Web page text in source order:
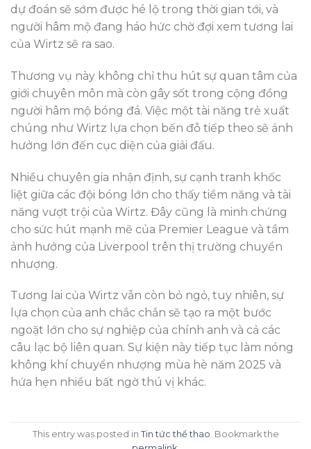
dự đoán sẽ sớm được hé lộ trong thời gian tới, và
người hâm mộ đang háo hức chờ đợi xem tương lai
của Wirtz sẽ ra sao.
Thương vụ này không chỉ thu hút sự quan tâm của
giới chuyên môn mà còn gây sốt trong cộng đồng
người hâm mộ bóng đá. Việc một tài năng trẻ xuất
chúng như Wirtz lựa chọn bến đỗ tiếp theo sẽ ảnh
hưởng lớn đến cục diện của giải đấu.
Nhiều chuyên gia nhận định, sự cạnh tranh khốc
liệt giữa các đội bóng lớn cho thấy tiềm năng và tài
năng vượt trội của Wirtz. Đây cũng là minh chứng
cho sức hút mạnh mẽ của Premier League và tầm
ảnh hưởng của Liverpool trên thị trường chuyển
nhượng.
Tương lai của Wirtz vẫn còn bỏ ngỏ, tuy nhiên, sự
lựa chọn của anh chắc chắn sẽ tạo ra một bước
ngoặt lớn cho sự nghiệp của chính anh và cả các
câu lạc bộ liên quan. Sự kiện này tiếp tục làm nóng
không khí chuyển nhượng mùa hè năm 2025 và
hứa hẹn nhiều bất ngờ thú vị khác.
This entry was posted in Tin tức thể thao . Bookmark the